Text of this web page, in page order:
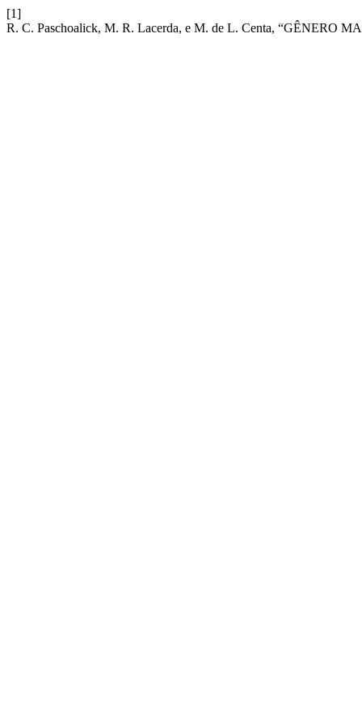
[1]
R. C. Paschoalick, M. R. Lacerda, e M. de L. Centa, “GÊNERO